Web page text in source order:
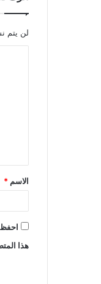
لن يتم
ق
*
الاسم *
احفظ
هذا